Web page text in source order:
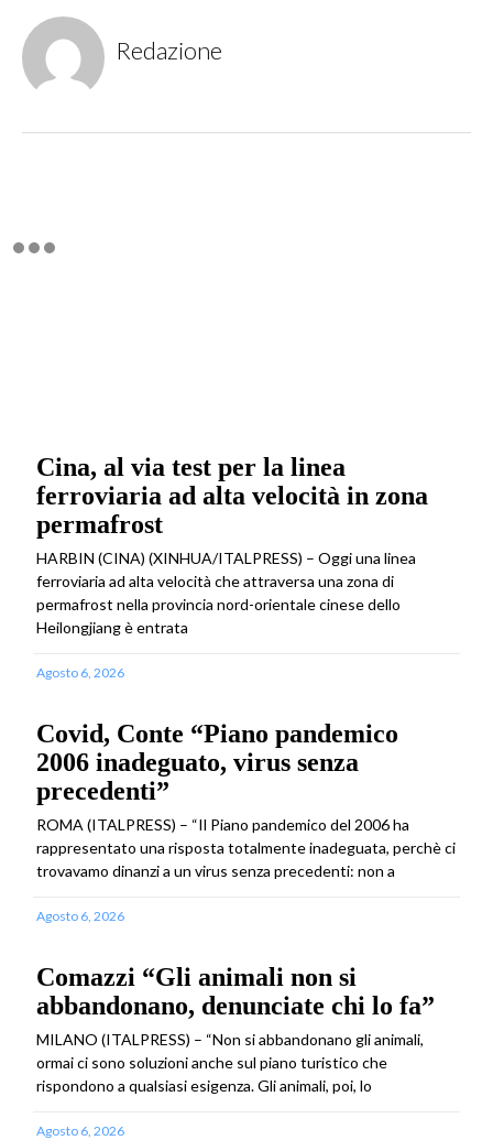
Redazione
Cina, al via test per la linea
ferroviaria ad alta velocità in zona
permafrost
HARBIN (CINA) (XINHUA/ITALPRESS) – Oggi una linea
ferroviaria ad alta velocità che attraversa una zona di
permafrost nella provincia nord-orientale cinese dello
Heilongjiang è entrata
Agosto 6, 2026
Covid, Conte “Piano pandemico
2006 inadeguato, virus senza
precedenti”
ROMA (ITALPRESS) – “Il Piano pandemico del 2006 ha
rappresentato una risposta totalmente inadeguata, perchè ci
trovavamo dinanzi a un virus senza precedenti: non a
Agosto 6, 2026
Comazzi “Gli animali non si
abbandonano, denunciate chi lo fa”
MILANO (ITALPRESS) – “Non si abbandonano gli animali,
ormai ci sono soluzioni anche sul piano turistico che
rispondono a qualsiasi esigenza. Gli animali, poi, lo
Agosto 6, 2026